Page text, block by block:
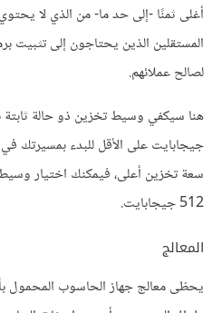
أغلى ثمنًا -إلى حد ما- من الذي لا
المستقلين الذين يحتاجون إلى تثبيت
لصالح عملائهم.
جيجابايت على الأقل للبدء بمسيرتك
سعة تخزين أعلى، فيمكنك اختيار
512 جيجابايت.
المعالج
يحظى معالج جهاز الحاسوب المحمول